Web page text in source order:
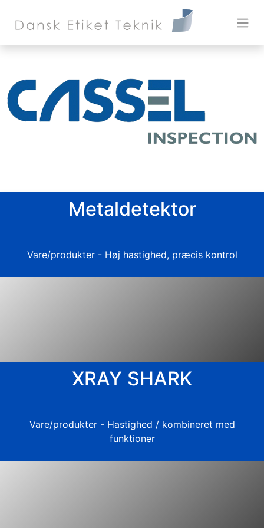
XRAY SHARK
Vare/produkter - Hastighed / kombineret med
funktioner
Metaldetektor
Vare/produkter - Høj hastighed, præcis kontrol